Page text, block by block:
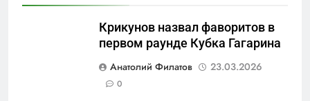
Крикунов назвал фаворитов в
первом раунде Кубка Гагарина
Анатолий Филатов
23.03.2026
0«Бизнес на ветеранах и